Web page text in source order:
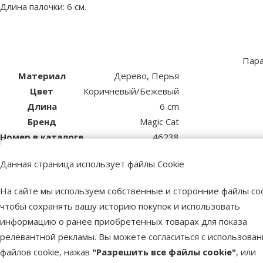
Данная страница использует файлы Cookie
На сайте мы используем собственные и сторонние файлы
чтобы сохранять вашу историю покупок и использовать
информацию о ранее приобретенных товарах для показа
релевантной рекламы. Вы можете согласиться с
файлов cookie, нажав "Разрешить все файлы cookie", или
Длина палочки: 6 см.
Материал
Дерево, Перья
Цвет
Коричневый/Бежевый
Длина
6 cm
Бренд
Magic Cat
Номер в каталоге
46238
Dino Zoo рекомендует
Продукт
Лучшее для твоего питомца